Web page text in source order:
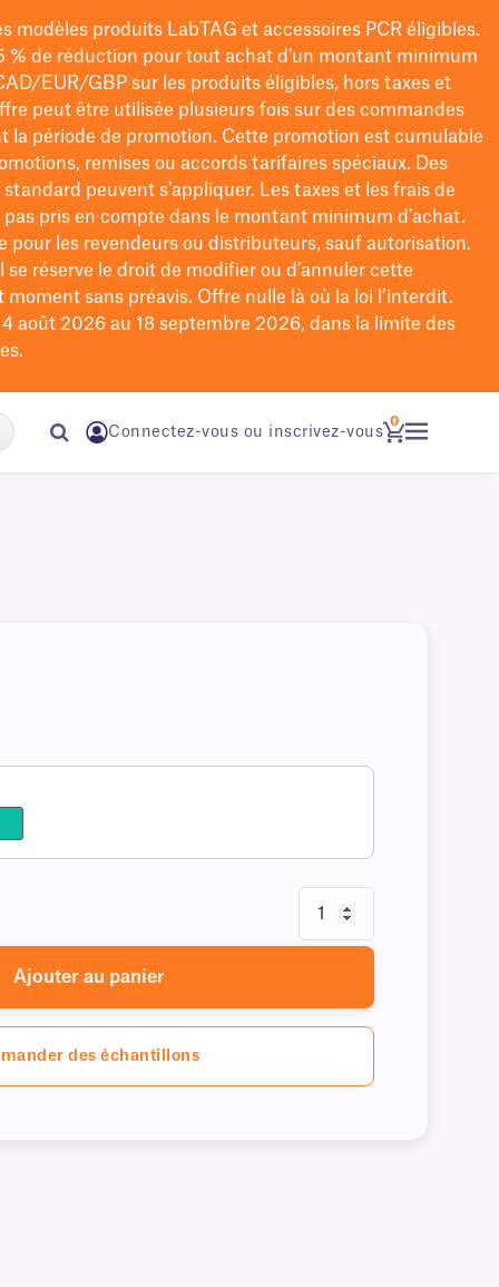
modèles produits LabTAG et accessoires PCR éligibles.
% de réduction pour tout achat d'un montant minimum
EUR/GBPsur les produits éligibles, hors taxes et
peut être utilisée plusieurs fois sur des commandes
la période de promotion. Cette promotion est cumulable
remises ou accords tarifaires spéciaux. Des
peuvent s'appliquer. Les taxes et les frais de
pas pris en compte dans le montant minimum d'achat.
pour les revendeurs ou distributeurs, sauf autorisation.
réserve le droit de modifierou d’annuler cette
sans préavis. Offre nulle là où la loi l’interdit.
août 2026 au 18 septembre 2026, dans la limite des
Connectez-vous ou inscrivez-vous
0
Ajouter au panier
des échantillons